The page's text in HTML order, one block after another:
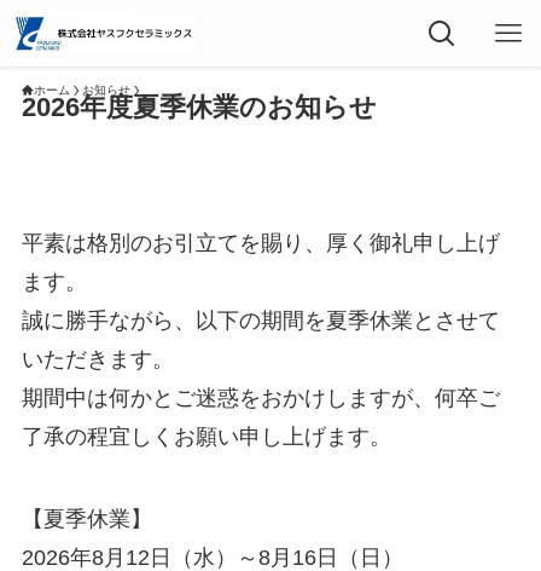
ホーム お知らせ
2026年度夏季休業のお知らせ
平素は格別のお引立てを賜り、厚く御礼申し上げ
ます。
誠に勝手ながら、以下の期間を夏季休業とさせて
いただきます。
期間中は何かとご迷惑をおかけしますが、何卒ご
了承の程宜しくお願い申し上げます。
【夏季休業】
2026年8月12日（水）～8月16日（日）